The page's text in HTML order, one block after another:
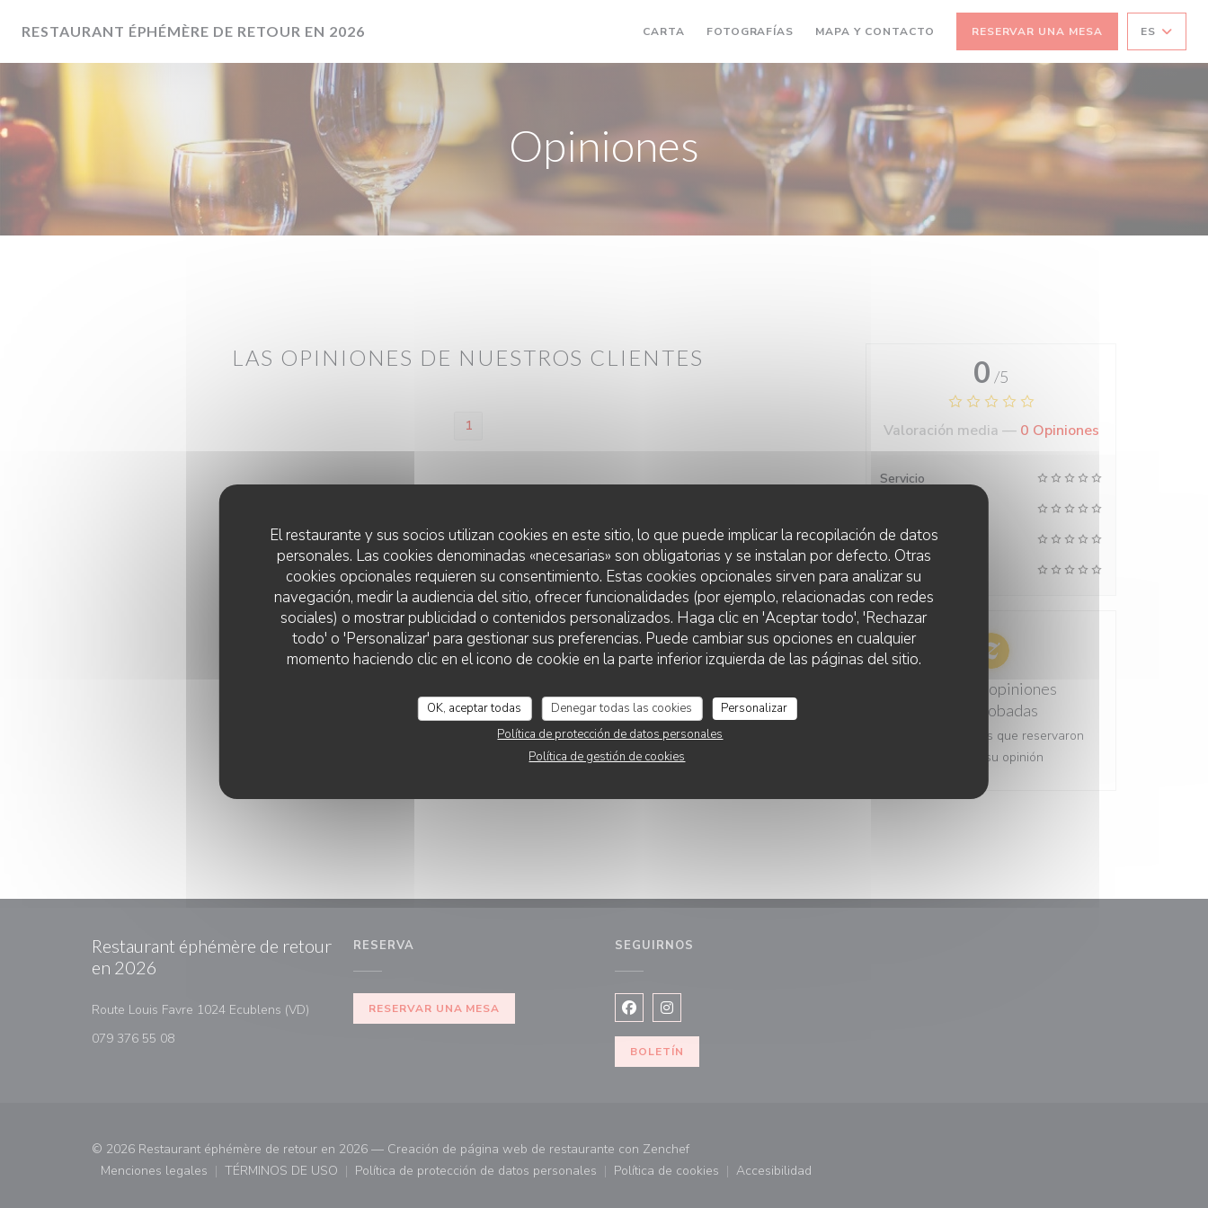
El restaurante y sus socios utilizan cookies en este sitio, lo que puede implicar la recopilación de datos
personales. Las cookies denominadas «necesarias» son obligatorias y se instalan por defecto. Otras
cookies opcionales requieren su consentimiento. Estas cookies opcionales sirven para analizar su
navegación, medir la audiencia del sitio, ofrecer funcionalidades (por ejemplo, relacionadas con redes
sociales) o mostrar publicidad o contenidos personalizados. Haga clic en 'Aceptar todo', 'Rechazar
todo' o 'Personalizar' para gestionar sus preferencias. Puede cambiar sus opciones en cualquier
momento haciendo clic en el icono de cookie en la parte inferior izquierda de las páginas del sitio.
OK, aceptar todas Denegar todas las cookies
Personalizar
Política de protección de datos personales
Política de gestión de cookies
RESTAURANT ÉPHÉMÈRE DE RETOUR EN 2026 CARTA FOTOGRAFÍAS MAPA Y CONTACTO RESERVAR UNA MESA ES
Opiniones
LAS OPINIONES DE NUESTROS CLIENTES
1
0 /5
Valoración media — 0 Opiniones
Servicio
Comida
Calidad/Precio
100% de opiniones
comprobadas
Solo los clientes que reservaron
dejaron su opinión
Restaurant éphémère de retour
en 2026
Route Louis Favre 1024 Ecublens (VD) ((abre en una nueva ventana))
079 376 55 08
RESERVA
RESERVAR UNA MESA
SEGUIRNOS
Facebook ((abre en una nueva ventana))
Instagram ((abre en una nueva ventana))
BOLETÍN
© 2026 Restaurant éphémère de retour en 2026 — Creación de página web de restaurante con Zenchef((abre en una nueva ventana))
Menciones legales
((abre en una nueva ventana))
TÉRMINOS DE USO
((abre en una nueva ventana))
Política de protección de datos personales
((abre en una nueva ventana))
Política de cookies
((abre en una nueva ventana))
Accesibilidad
((abre en una nueva ventana))
RESTAURANT ÉPHÉMÈRE DE RETOUR EN 2026